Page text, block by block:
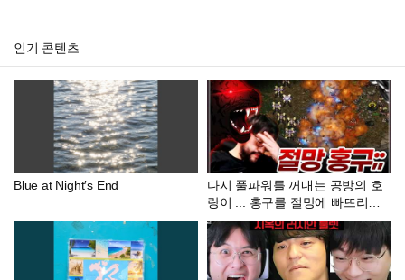
인기 콘텐츠
Blue at Night′s End
다시 풀파워를 꺼내는 공방의 호
랑이 ... 홍구를 절망에 빠뜨리는
데?;;